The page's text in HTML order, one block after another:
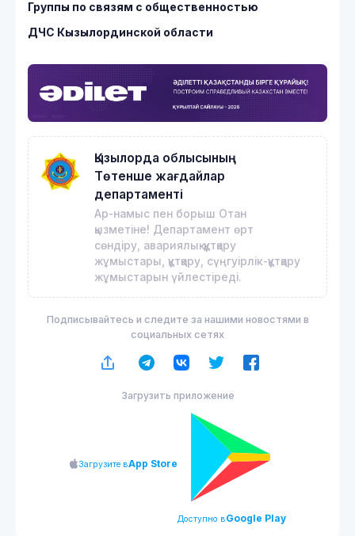
Группы по связям с общественностью
ДЧС Кызылординской области
Қызылорда облысының
Төтенше жағдайлар
департаменті
Ар-намыс пен борыш Отан
қызметіне! Департамент өрт
сөндіру, авариялық-құтқару
жұмыстары, құтқару, сүңгуірлік-құтқару
жұмыстарын үйлестіреді.
Подписывайтесь и следите за нашими новостями в
социальных сетях
Загрузить приложение
Загрузите вApp Store
Доступно вGoogle Play